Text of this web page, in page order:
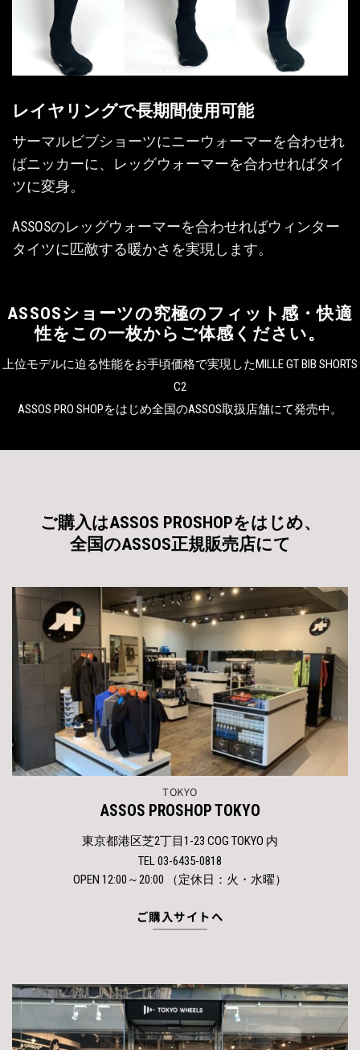
レイヤリングで長期間使用可能
サーマルビブショーツにニーウォーマーを合わせれ
ばニッカーに、レッグウォーマーを合わせればタイ
ツに変身。
ASSOSのレッグウォーマーを合わせればウィンター
タイツに匹敵する暖かさを実現します。
ASSOSショーツの究極のフィット感・快適
性をこの一枚からご体感ください。
上位モデルに迫る性能をお手頃価格で実現したMILLE GT BIB SHORTS
C2
ASSOS PRO SHOPをはじめ全国のASSOS取扱店舗にて発売中。
ご購入はASSOS PROSHOPをはじめ、
全国のASSOS正規販売店にて
TOKYO
ASSOS PROSHOP TOKYO
東京都港区芝2丁目1-23 COG TOKYO 内
TEL 03-6435-0818
OPEN 12:00～20:00 （定休日：火・水曜）
ご購入サイトへ